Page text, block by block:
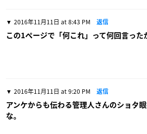
2016年11月11日 at 8:43 PM 返信
この1ページで「何これ」って何回言った
2016年11月11日 at 9:20 PM 返信
アンケからも伝わる管理人さんのショタ
な。